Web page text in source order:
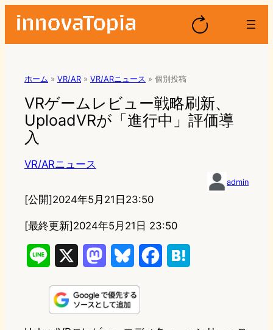
ホーム » VR/AR » VR/ARニュース » 個別投稿
VRゲームレビュー戦略刷新、
UploadVRが「進行中」評価導
入
VR/ARニュース
admin
[公開]2024年5月21日23:50
[最終更新]2024年5月21日 23:50
n
s
u